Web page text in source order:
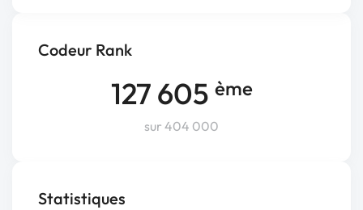
Codeur Rank
127 605 ème
sur 404 000
Statistiques